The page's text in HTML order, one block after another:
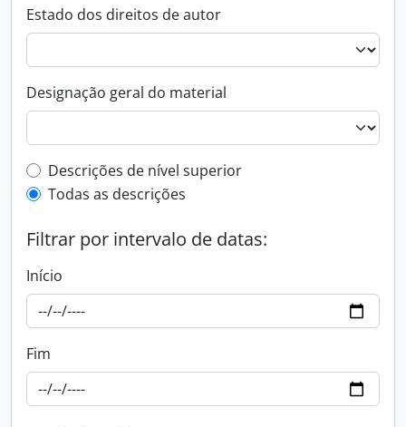
Estado dos direitos de autor
Designação geral do material
Top-level description filter
Descrições de nível superior
Todas as descrições
Filtrar por intervalo de datas:
Início
Fim